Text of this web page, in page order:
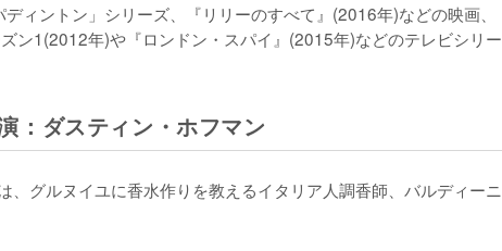
ィントン」シリーズ、『リリーのすべて』(2016年)などの映画、
ン1(2012年)や『ロンドン・スパイ』(2015年)などのテレビシリー
：ダスティン・ホフマン
、グルヌイユに香水作りを教えるイタリア人調香師、バルディーニ